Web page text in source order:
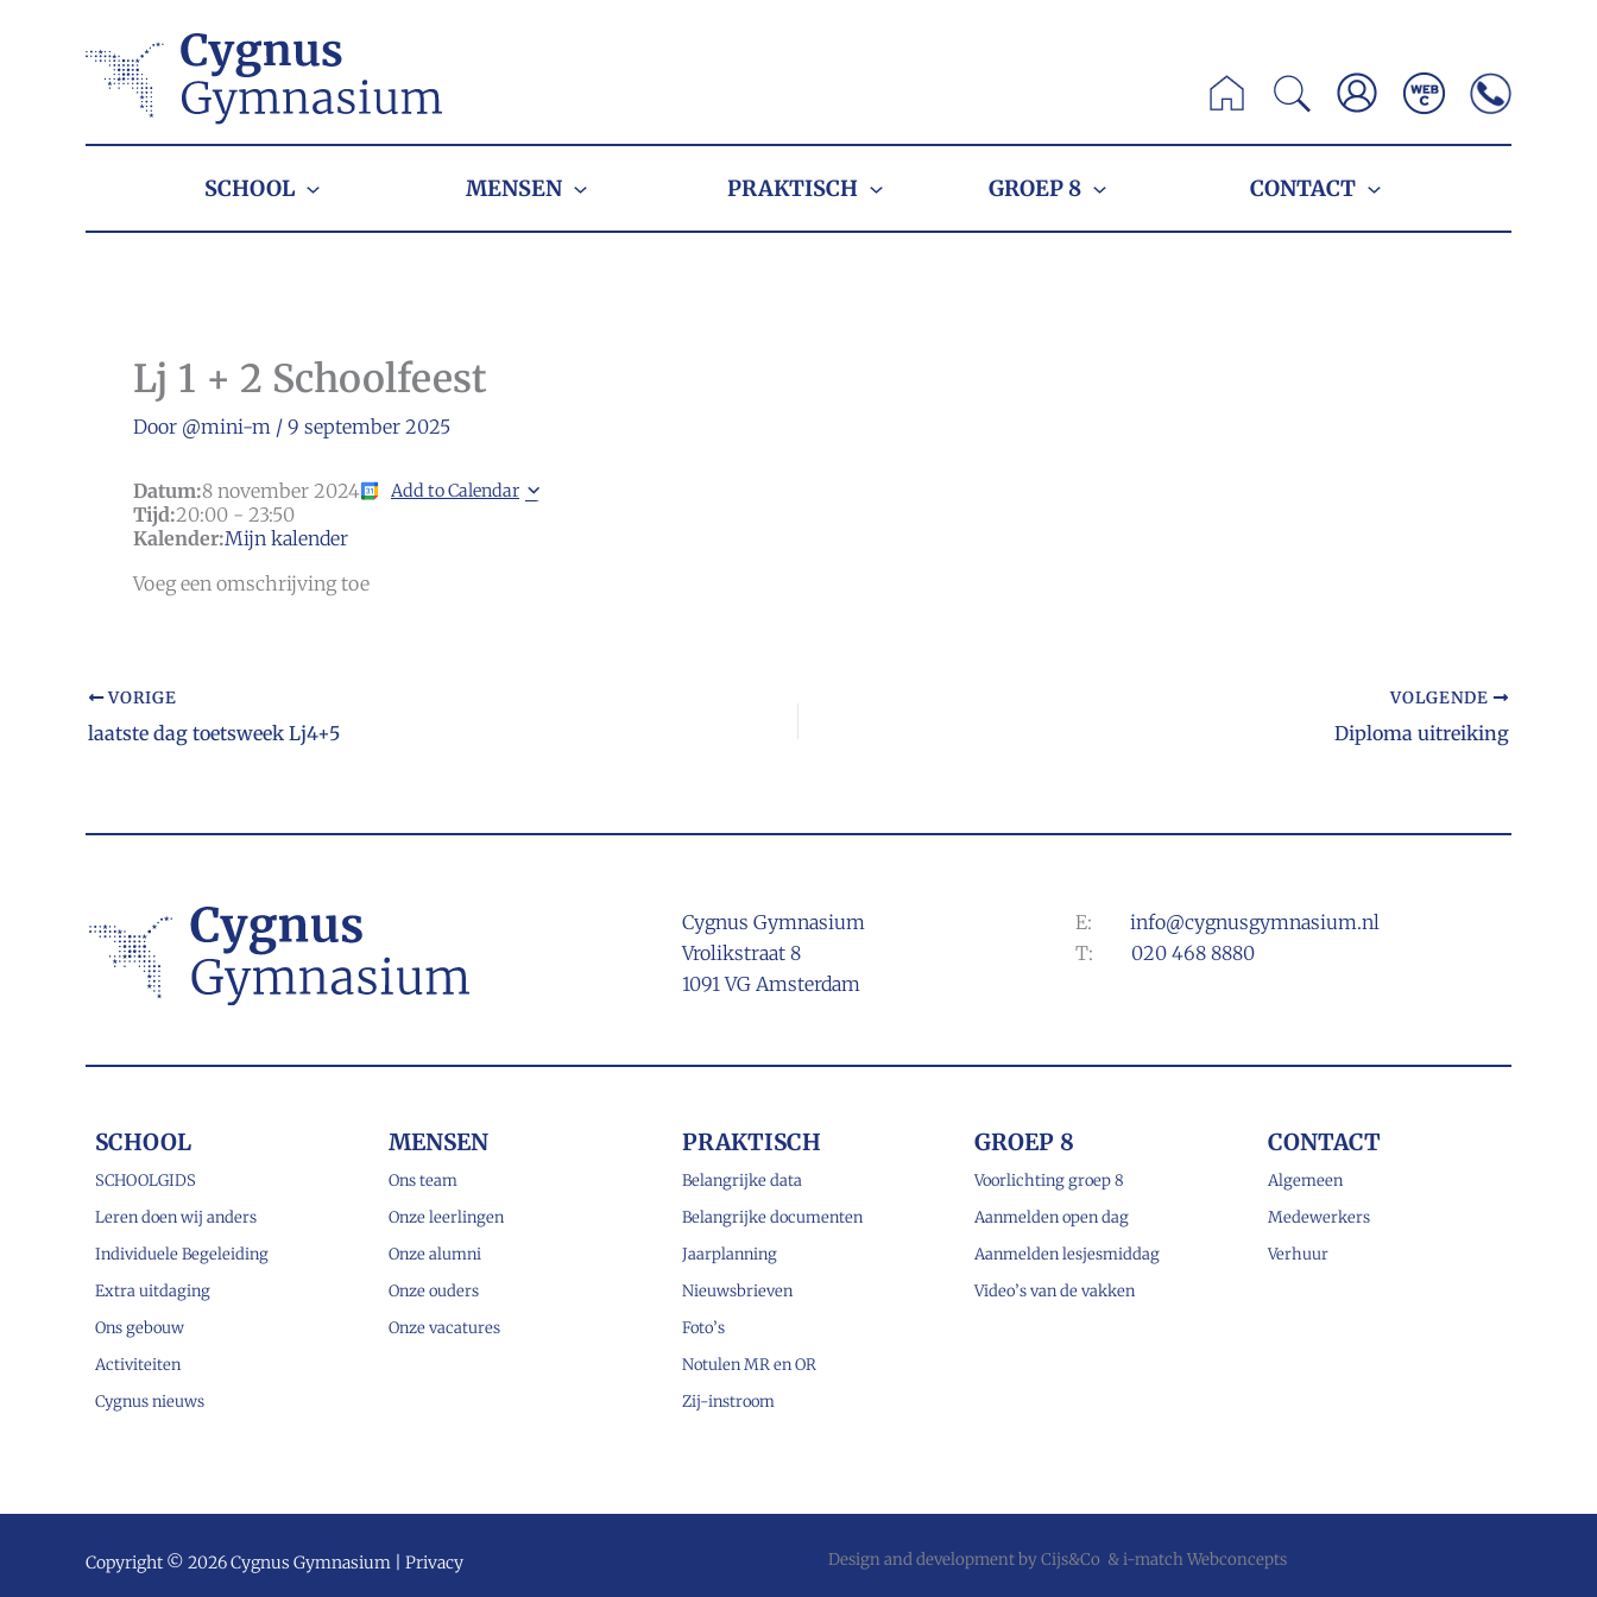
Zoeken
SCHOOL MENSEN PRAKTISCH GROEP 8 CONTACT
Lj 1 + 2 Schoolfeest
Door @mini-m / 9 september 2025
Datum:8 november 2024 Add to Calendar
Tijd:20:00 - 23:50
Kalender:Mijn kalender
Voeg een omschrijving toe
VORIGE
laatste dag toetsweek Lj4+5
VOLGENDE
Diploma uitreiking
Cygnus Gymnasium
Vrolikstraat 8
1091 VG Amsterdam
E:info@cygnusgymnasium.nl
T: 020 468 8880
SCHOOL
SCHOOLGIDS
Leren doen wij anders
Individuele Begeleiding
Extra uitdaging
Ons gebouw
Activiteiten
Cygnus nieuws
MENSEN
Ons team
Onze leerlingen
Onze alumni
Onze ouders
Onze vacatures
PRAKTISCH
Belangrijke data
Belangrijke documenten
Jaarplanning
Nieuwsbrieven
Foto’s
Notulen MR en OR
Zij-instroom
GROEP 8
Voorlichting groep 8
Aanmelden open dag
Aanmelden lesjesmiddag
Video’s van de vakken
CONTACT
Algemeen
Medewerkers
Verhuur
Copyright © 2026 Cygnus Gymnasium | Privacy Design and development by Cijs&Co &i-match Webconcepts